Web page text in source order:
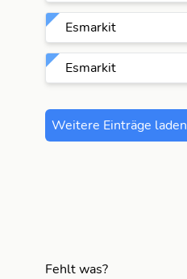
Esmarkit
Esmarkit
Weitere Einträge laden
Fehlt was?